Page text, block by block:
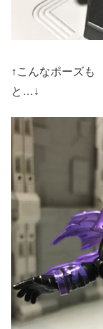
↑こんなポーズも
と…↓